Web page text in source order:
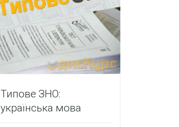
Типове ЗНО:
українська мова